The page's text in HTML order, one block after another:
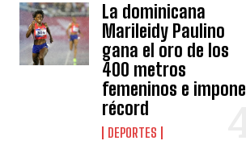
La dominicana
Marileidy Paulino
gana el oro de los
400 metros
femeninos e impone
récord
DEPORTES